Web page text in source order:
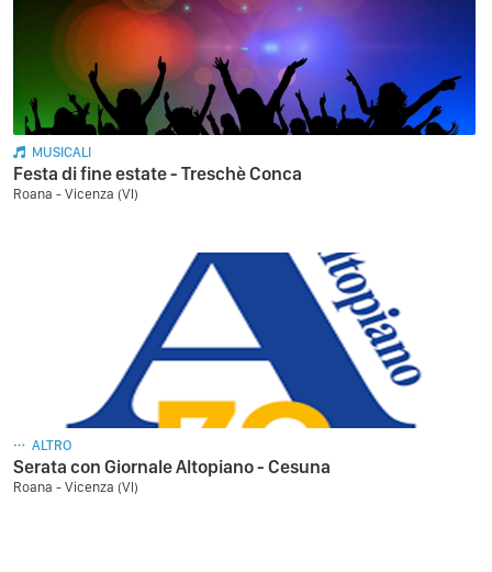
MUSICALI
Festa di fine estate - Treschè Conca
Roana - Vicenza (VI)
ALTRO
Serata con Giornale Altopiano - Cesuna
Roana - Vicenza (VI)